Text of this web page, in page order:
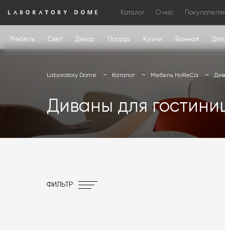
Каталог О нас
Мебель Свет Декор Посуда Кухни Ванная
Laboratory Dome Каталог Мебель HoReCa
Диваны для
ФИЛЬТР